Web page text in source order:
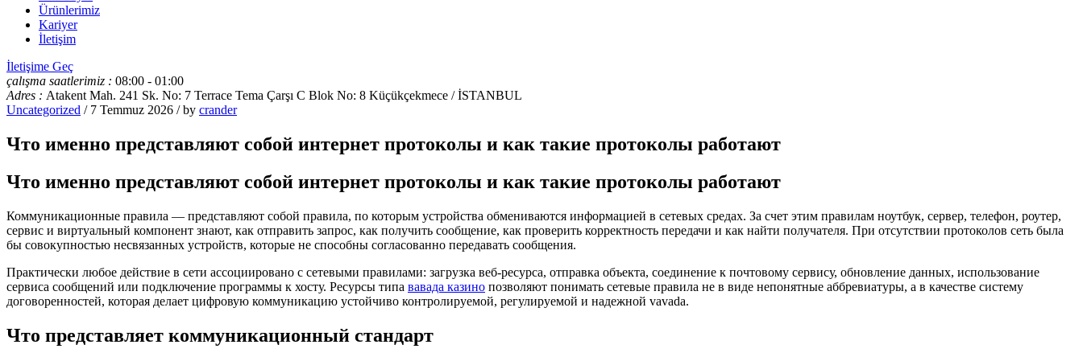
Ürünlerimiz
Kariyer
İletişim
İletişime Geç
çalışma saatlerimiz : 08:00 - 01:00
Adres : Atakent Mah. 241 Sk. No: 7 Terrace Tema Çarşı C Blok No: 8 Küçükçekmece / İSTANBUL
Uncategorized / 7 Temmuz 2026 / by crander
Что именно представляют собой интернет протоколы и как такие протоколы работают
Что именно представляют собой интернет протоколы и как такие протоколы работают
Коммуникационные правила — представляют собой правила, по которым устройства обмениваются информацией в сетевых средах. За счет этим правилам ноутбук, сервер, телефон, роутер,
сервис и виртуальный компонент знают, как отправить запрос, как получить сообщение, как проверить корректность передачи и как найти получателя. При отсутствии протоколов сеть была
бы совокупностью несвязанных устройств, которые не способны согласованно передавать сообщения.
Практически любое действие в сети ассоциировано с сетевыми правилами: загрузка веб-ресурса, отправка объекта, соединение к почтовому сервису, обновление данных, использование
сервиса сообщений или подключение программы к хосту. Ресурсы типа вавада казино позволяют понимать сетевые правила не в виде непонятные аббревиатуры, а в качестве систему
договоренностей, которая делает цифровую коммуникацию устойчиво контролируемой, регулируемой и надежной vavada.
Что представляет коммуникационный стандарт